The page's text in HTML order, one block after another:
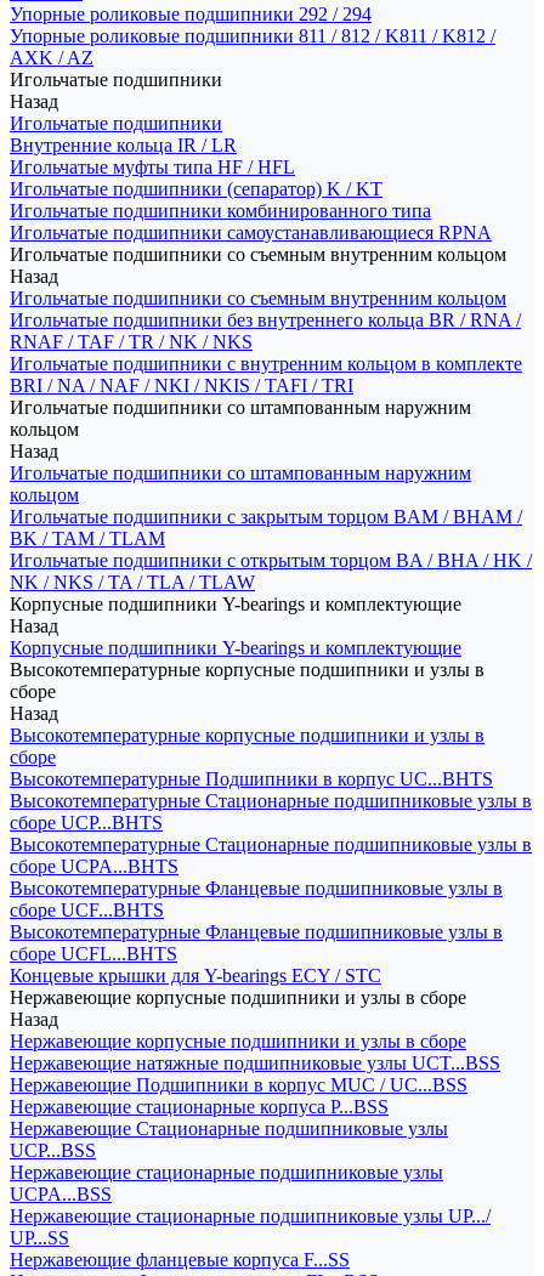
Упорные роликовые подшипники 292 / 294
Упорные роликовые подшипники 811 / 812 / K811 / K812 /
AXK / AZ
Игольчатые подшипники
Назад
Игольчатые подшипники
Внутренние кольца IR / LR
Игольчатые муфты типа HF / HFL
Игольчатые подшипники (сепаратор) K / KT
Игольчатые подшипники комбинированного типа
Игольчатые подшипники самоустанавливающиеся RPNA
Игольчатые подшипники со съемным внутренним кольцом
Назад
Игольчатые подшипники со съемным внутренним кольцом
Игольчатые подшипники без внутреннего кольца BR / RNA /
RNAF / TAF / TR / NK / NKS
Игольчатые подшипники с внутренним кольцом в комплекте
BRI / NA / NAF / NKI / NKIS / TAFI / TRI
Игольчатые подшипники со штампованным наружним
кольцом
Назад
Игольчатые подшипники со штампованным наружним
кольцом
Игольчатые подшипники с закрытым торцом BAM / BHAM /
BK / TAM / TLAM
Игольчатые подшипники с открытым торцом BA / BHA / HK /
NK / NKS / TA / TLA / TLAW
Корпусные подшипники Y-bearings и комплектующие
Назад
Корпусные подшипники Y-bearings и комплектующие
Высокотемпературные корпусные подшипники и узлы в
сборе
Назад
Высокотемпературные корпусные подшипники и узлы в
сборе
Высокотемпературные Подшипники в корпус UC...BHTS
Высокотемпературные Стационарные подшипниковые узлы в
сборе UCP...BHTS
Высокотемпературные Стационарные подшипниковые узлы в
сборе UCPA...BHTS
Высокотемпературные Фланцевые подшипниковые узлы в
сборе UCF...BHTS
Высокотемпературные Фланцевые подшипниковые узлы в
сборе UCFL...BHTS
Концевые крышки для Y-bearings ECY / STC
Нержавеющие корпусные подшипники и узлы в сборе
Назад
Нержавеющие корпусные подшипники и узлы в сборе
Нержавеющие натяжные подшипниковые узлы UCT...BSS
Нержавеющие Подшипники в корпус MUC / UC...BSS
Нержавеющие стационарные корпуса P...BSS
Нержавеющие Стационарные подшипниковые узлы
UCP...BSS
Нержавеющие стационарные подшипниковые узлы
UCPA...BSS
Нержавеющие стационарные подшипниковые узлы UP.../
UP...SS
Нержавеющие фланцевые корпуса F...SS